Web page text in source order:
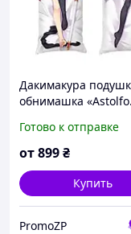
Дакимакура
обнимашка «Astolfo.
Готово к отправке
от899₴
Купить
PromoZP